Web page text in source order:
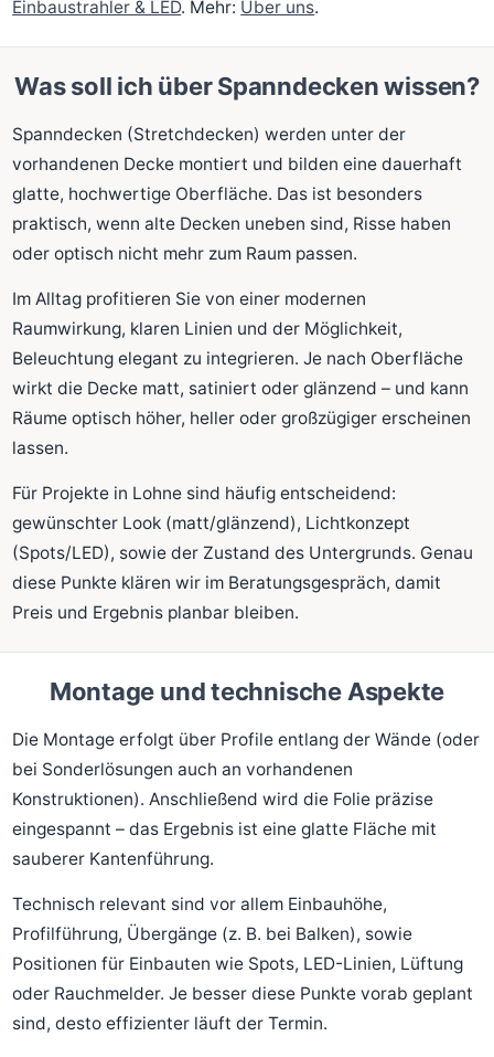
Einbaustrahler & LED. Mehr: Über uns.
Was soll ich über Spanndecken wissen?
Spanndecken (Stretchdecken) werden unter der
vorhandenen Decke montiert und bilden eine dauerhaft
glatte, hochwertige Oberfläche. Das ist besonders
praktisch, wenn alte Decken uneben sind, Risse haben
oder optisch nicht mehr zum Raum passen.
Im Alltag profitieren Sie von einer modernen
Raumwirkung, klaren Linien und der Möglichkeit,
Beleuchtung elegant zu integrieren. Je nach Oberfläche
wirkt die Decke matt, satiniert oder glänzend – und kann
Räume optisch höher, heller oder großzügiger erscheinen
lassen.
Für Projekte in Lohne sind häufig entscheidend:
gewünschter Look (matt/glänzend), Lichtkonzept
(Spots/LED), sowie der Zustand des Untergrunds. Genau
diese Punkte klären wir im Beratungsgespräch, damit
Preis und Ergebnis planbar bleiben.
Montage und technische Aspekte
Die Montage erfolgt über Profile entlang der Wände (oder
bei Sonderlösungen auch an vorhandenen
Konstruktionen). Anschließend wird die Folie präzise
eingespannt – das Ergebnis ist eine glatte Fläche mit
sauberer Kantenführung.
Technisch relevant sind vor allem Einbauhöhe,
Profilführung, Übergänge (z. B. bei Balken), sowie
Positionen für Einbauten wie Spots, LED-Linien, Lüftung
oder Rauchmelder. Je besser diese Punkte vorab geplant
sind, desto effizienter läuft der Termin.